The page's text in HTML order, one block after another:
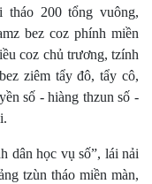
200 tổng vuông,
bez coz phính miền
coz chủ trương, tzính
ziêm tẩy đô, tẩy cô,
số - hiàng thzun số -
dân học vụ số”, lái nải
tzùn tháo miền màn,